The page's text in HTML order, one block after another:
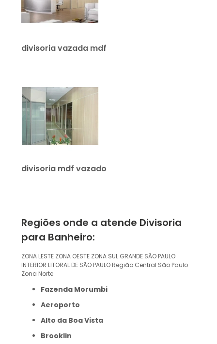
divisoria vazada mdf
divisoria mdf vazado
Regiões onde a atende Divisoria
para Banheiro:
ZONA LESTE ZONA OESTE ZONA SUL GRANDE SÃO PAULO
INTERIOR LITORAL DE SÃO PAULO Região Central São Paulo
Zona Norte
Fazenda Morumbi
Aeroporto
Alto da Boa Vista
Brooklin